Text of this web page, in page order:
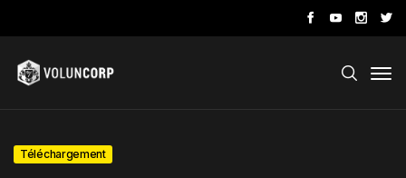
Téléchargement